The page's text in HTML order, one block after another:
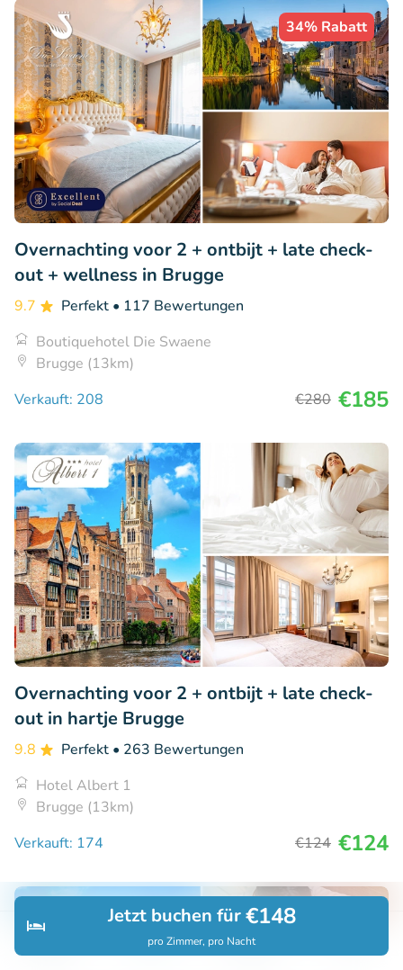
Suchen Buchungen
Jetzt buchen für€148
pro Zimmer, pro Nacht
34% Rabatt
Overnachting voor 2 + ontbijt + late check-
out + wellness in Brugge
9.7 Perfekt • 117 Bewertungen
Boutiquehotel Die Swaene
Brugge (13km)
Verkauft: 208
€280 €185
Overnachting voor 2 + ontbijt + late check-
out in hartje Brugge
9.8 Perfekt • 263 Bewertungen
Hotel Albert 1
Brugge (13km)
Verkauft: 174
€124 €124
15% Rabatt